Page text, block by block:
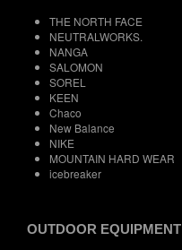
THE NORTH FACE
NEUTRALWORKS.
NANGA
SALOMON
SOREL
KEEN
Chaco
New Balance
NIKE
MOUNTAIN HARD WEAR
icebreaker
OUTDOOR EQUIPMENT